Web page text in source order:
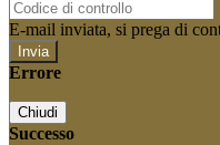
E-mail inviata, si prega di
Errore
Chiudi
Successo